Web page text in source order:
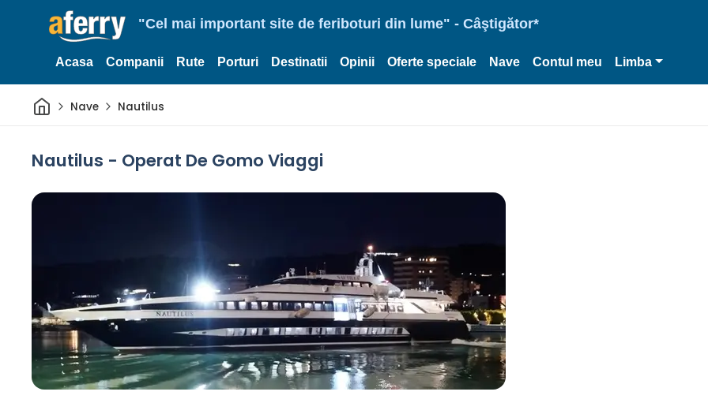
"Cel mai important site de feriboturi din lume" - Câştigător*
Acasa Companii Rute Porturi Destinatii Opinii Oferte speciale Nave Contul meu Limba
AcasăNave Nautilus
Nautilus - Operat De Gomo Viaggi